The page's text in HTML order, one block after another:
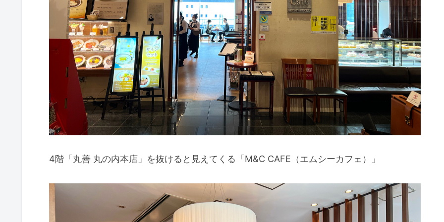
4階「丸善 丸の内本店」を抜けると見えてくる「M&C CAFE（エムシーカフェ）」